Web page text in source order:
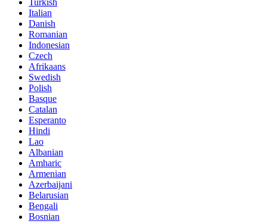
Italian
Danish
Romanian
Indonesian
Czech
Afrikaans
Swedish
Polish
Basque
Catalan
Esperanto
Hindi
Lao
Albanian
Amharic
Armenian
Azerbaijani
Belarusian
Bengali
Bosnian